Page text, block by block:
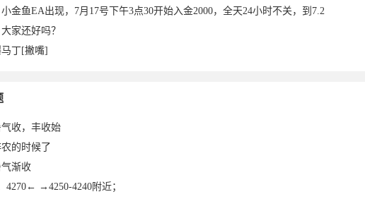
金鱼EA出现，7月17号下午3点30开始入金2000，全天24小时不关，到7.2
家还好吗？
丁[撇嘴]
收，丰收始
的时候了
渐收
4270← →4250-4240附近；